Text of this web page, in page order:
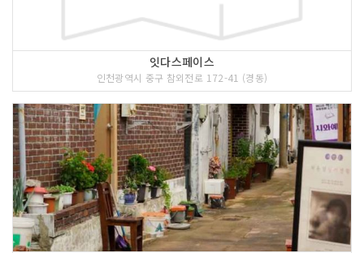
잇다스페이스
인천광역시 중구 참외전로 172-41 (경동)